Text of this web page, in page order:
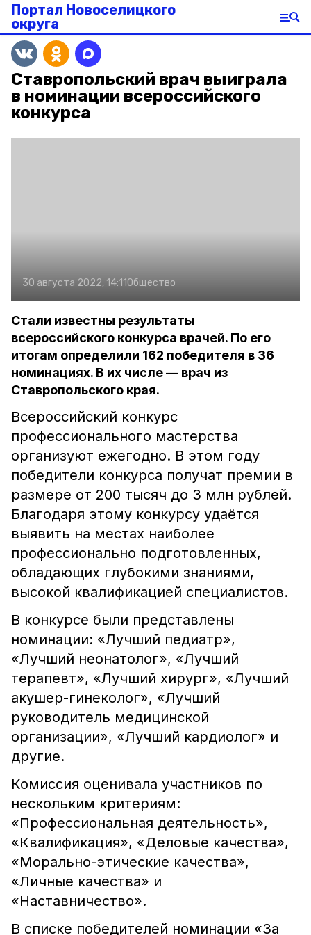
Портал Новоселицкого
округа
Ставропольский врач выиграла
в номинации всероссийского
конкурса
30 августа 2022, 14:11Общество
Стали известны результаты
всероссийского конкурса врачей. По его
итогам определили 162 победителя в 36
номинациях. В их числе — врач из
Ставропольского края.
Всероссийский конкурс
профессионального мастерства
организуют ежегодно. В этом году
победители конкурса получат премии в
размере от 200 тысяч до 3 млн рублей.
Благодаря этому конкурсу удаётся
выявить на местах наиболее
профессионально подготовленных,
обладающих глубокими знаниями,
высокой квалификацией специалистов.
В конкурсе были представлены
номинации: «Лучший педиатр»,
«Лучший неонатолог», «Лучший
терапевт», «Лучший хирург», «Лучший
акушер-гинеколог», «Лучший
руководитель медицинской
организации», «Лучший кардиолог» и
другие.
Комиссия оценивала участников по
нескольким критериям:
«Профессиональная деятельность»,
«Квалификация», «Деловые качества»,
«Морально-этические качества»,
«Личные качества» и
«Наставничество».
В списке победителей номинации «За